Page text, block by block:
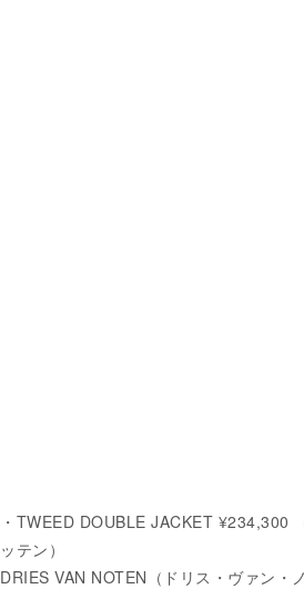
・TWEED DOUBLE JACKET ¥234,300
ッテン）
DRIES VAN NOTEN（ドリス・ヴァン・